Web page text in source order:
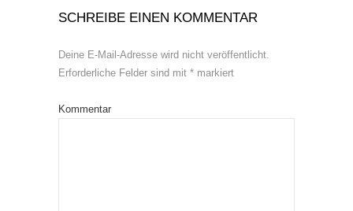
SCHREIBE EINEN KOMMENTAR
Deine E-Mail-Adresse wird nicht veröffentlicht.
Erforderliche Felder sind mit * markiert
Kommentar